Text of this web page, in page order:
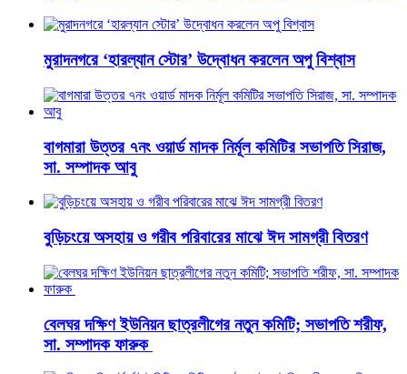
মুরাদনগরে ‘হারল্যান স্টোর’ উদ্বোধন করলেন অপু বিশ্বাস
বাগমারা উত্তর ৭নং ওয়ার্ড মাদক নির্মূল কমিটির সভাপতি সিরাজ,
সা. সম্পাদক আবু
বুড়িচংয়ে অসহায় ও গরীব পরিবারের মাঝে ঈদ সামগ্রী বিতরণ
বেলঘর দক্ষিণ ইউনিয়ন ছাত্রলীগের নতুন কমিটি; সভাপতি শরীফ,
সা. সম্পাদক ফারুক